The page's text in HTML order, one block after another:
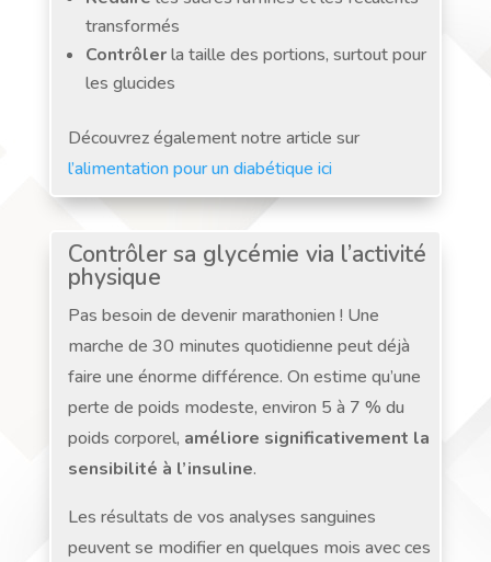
transformés
Contrôlerla taille des portions, surtout pour
les glucides
Découvrez également notre article sur
l’alimentation pour un diabétique ici
Contrôler sa glycémie via l’activité
physique
Pas besoin de devenir marathonien ! Une
marche de 30 minutes quotidienne peut déjà
faire une énorme différence. On estime qu’une
perte de poids modeste, environ 5 à 7 % du
poids corporel, améliore significativement la
sensibilité à l’insuline.
Les résultats de vos analyses sanguines
peuvent se modifier en quelques mois avec ces